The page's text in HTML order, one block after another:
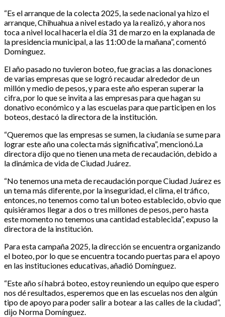
“Es el arranque de la colecta 2025, la sede nacional ya hizo el
arranque, Chihuahua a nivel estado ya la realizó, y ahora nos
toca a nivel local hacerla el día 31 de marzo en la explanada de
la presidencia municipal, a las 11:00 de la mañana”, comentó
Domínguez.
El año pasado no tuvieron boteo, fue gracias a las donaciones
de varias empresas que se logró recaudar alrededor de un
millón y medio de pesos, y para este año esperan superar la
cifra, por lo que se invita a las empresas para que hagan su
donativo económico y a las escuelas para que participen en los
boteos, destacó la directora de la institución.
“Queremos que las empresas se sumen, la ciudanía se sume para
lograr este año una colecta más significativa”, mencionó.La
directora dijo que no tienen una meta de recaudación, debido a
la dinámica de vida de Ciudad Juárez.
“No tenemos una meta de recaudación porque Ciudad Juárez es
un tema más diferente, por la inseguridad, el clima, el tráfico,
entonces, no tenemos como tal un boteo establecido, obvio que
quisiéramos llegar a dos o tres millones de pesos, pero hasta
este momento no tenemos una cantidad establecida”, expuso la
directora de la institución.
Para esta campaña 2025, la dirección se encuentra organizando
el boteo, por lo que se encuentra tocando puertas para el apoyo
en las instituciones educativas, añadió Domínguez.
“Este año sí habrá boteo, estoy reuniendo un equipo que espero
nos dé resultados, esperemos que en las escuelas nos den algún
tipo de apoyo para poder salir a botear a las calles de la ciudad”,
dijo Norma Domínguez.